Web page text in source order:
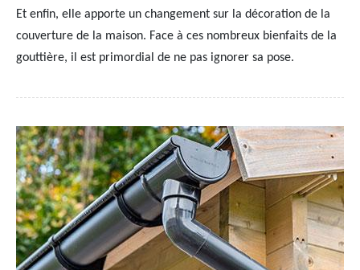
Et enfin, elle apporte un changement sur la décoration de la
couverture de la maison. Face à ces nombreux bienfaits de la
gouttière, il est primordial de ne pas ignorer sa pose.